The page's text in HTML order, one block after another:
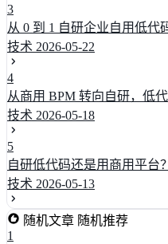
3
从 0 到 1 自研企业自用低代
技术 2026-05-22
4
从商用 BPM 转向自研，低
技术 2026-05-18
5
自研低代码还是用商用平台
技术 2026-05-13
随机文章 随机推荐
1